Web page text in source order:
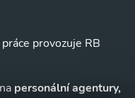
provozuje RB
personální agentury,